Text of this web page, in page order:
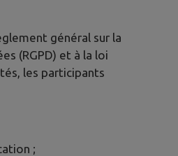
général sur la
(RGPD) et à la loi
les participants
;